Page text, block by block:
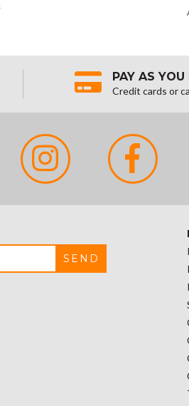
PAY AS YOU
Credit cards or